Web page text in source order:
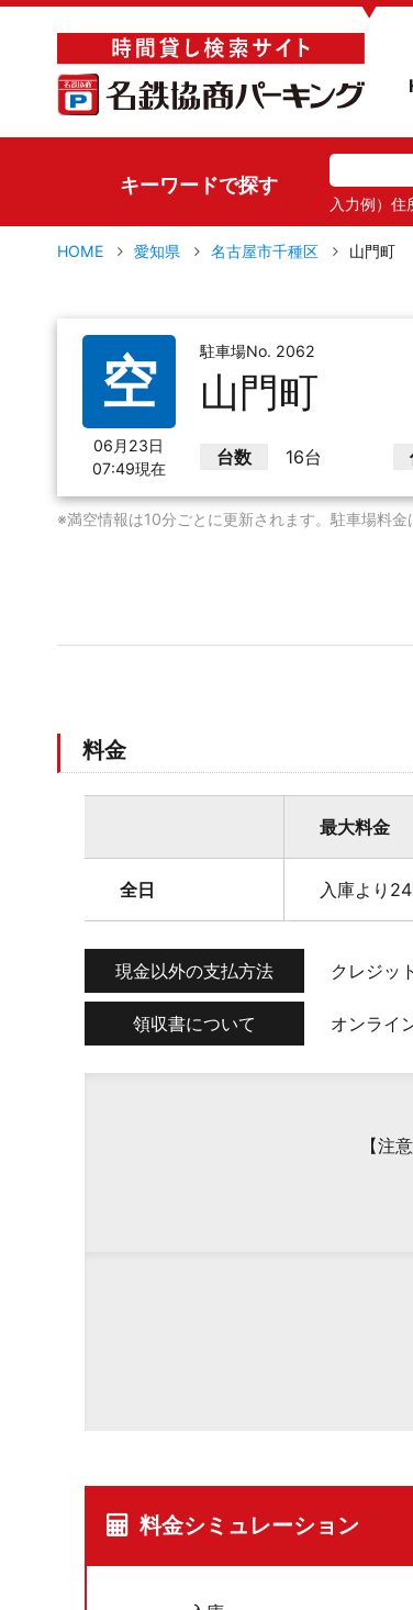
▼
キーワードで探す
入力例）住
HOME 愛知県 名古屋市千種区 山門町
空
06月23日
07:49現在
駐車場No. 2062
山門町
台数 16台
※満空情報は10分ごとに更新されます。駐車場料
料金
最大料金
全日 入庫より
現金以外の支払方法 クレジッ
領収書について オンライ
【注
料金シミュレーション